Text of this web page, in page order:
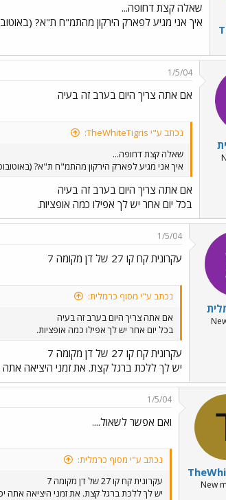
שאלה קצת דחופה...
איך אני מגיע לפארק הירקון מהתמ"ח ת"א?
1/5/04
אם אתה צריך היום בערב זה בעיה
נכתב ע"י TheWhiteTigris:
שאלה קצת דחופה...
איך אני מגיע לפארק הירקון מהתמ"ח ת"א?
אם אתה צריך היום בערב זה בעיה
בכל יום אחר יש לך אפילו כמה אופציות.
1/5/04
עקרונית קח קו 27 של דן מקומה 7
נכתב ע"י מסוף כרמלית:
אם אתה צריך היום בערב זה בעיה
בכל יום אחר יש לך אפילו כמה אופציות.
עקרונית קח קו 27 של דן מקומה 7
יש לך ללכת ברגל קצת. את זמני היציאה
New
1/5/04
ואם אפשר לשאול....
נכתב ע"י מסוף כרמלית:
עקרונית קח קו 27 של דן מקומה 7
יש לך ללכת ברגל קצת. את זמני היציאה אתה